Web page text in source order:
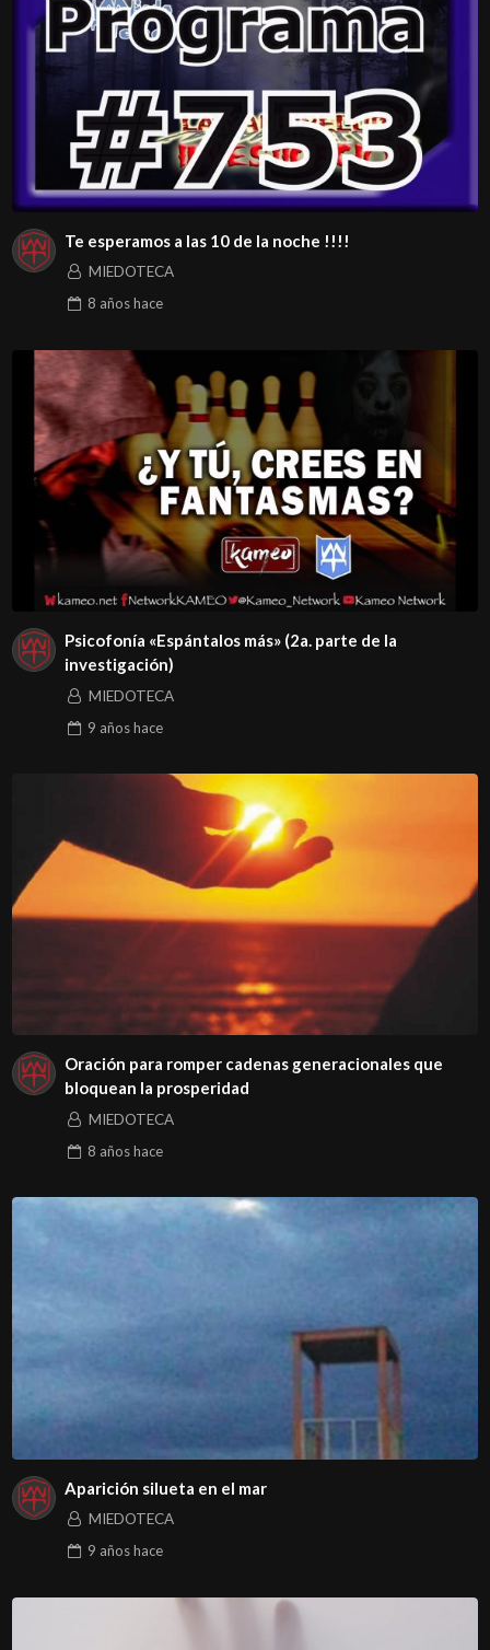
Te esperamos a las 10 de la noche !!!!
MIEDOTECA
8 añoshace
Psicofonía «Espántalos más» (2a. parte de la
investigación)
MIEDOTECA
9 añoshace
Oración para romper cadenas generacionales que
bloquean la prosperidad
MIEDOTECA
8 añoshace
Aparición silueta en el mar
MIEDOTECA
9 añoshace